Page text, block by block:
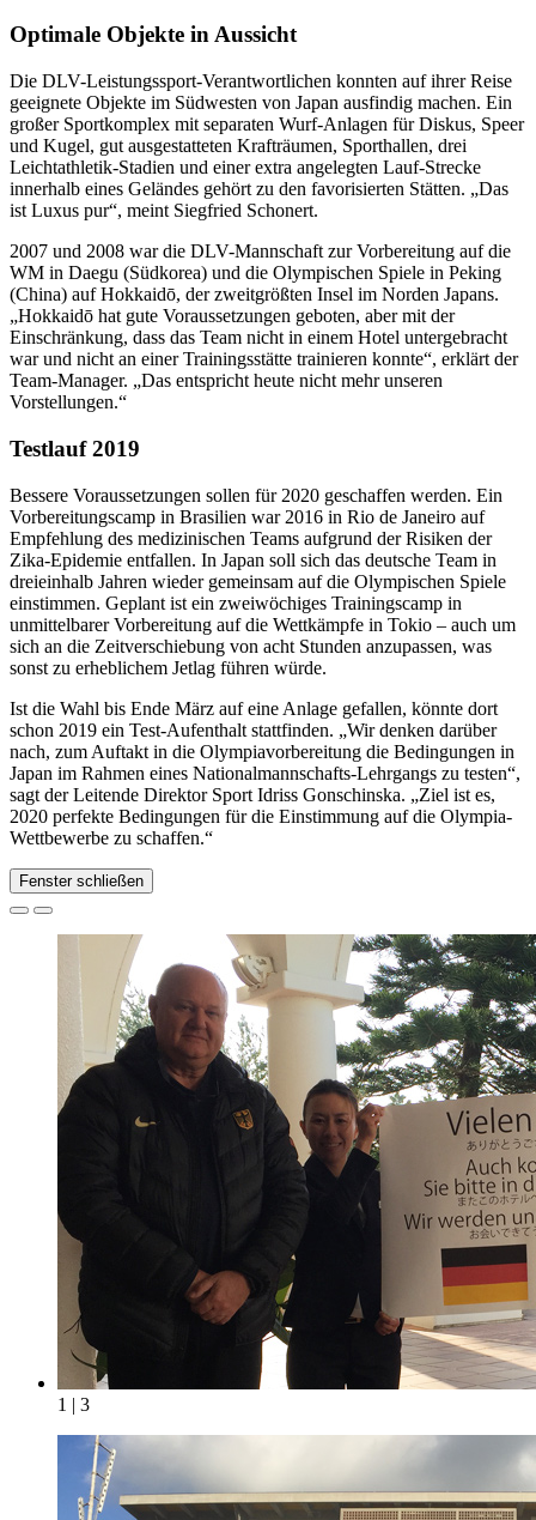
Optimale Objekte in Aussicht
Die DLV-Leistungssport-Verantwortlichen konnten auf ihrer Reise
geeignete Objekte im Südwesten von Japan ausfindig machen. Ein
großer Sportkomplex mit separaten Wurf-Anlagen für Diskus, Speer
und Kugel, gut ausgestatteten Krafträumen, Sporthallen, drei
Leichtathletik-Stadien und einer extra angelegten Lauf-Strecke
innerhalb eines Geländes gehört zu den favorisierten Stätten. „Das
ist Luxus pur“, meint Siegfried Schonert.
2007 und 2008 war die DLV-Mannschaft zur Vorbereitung auf die
WM in Daegu (Südkorea) und die Olympischen Spiele in Peking
(China) auf Hokkaidō, der zweitgrößten Insel im Norden Japans.
„Hokkaidō hat gute Voraussetzungen geboten, aber mit der
Einschränkung, dass das Team nicht in einem Hotel untergebracht
war und nicht an einer Trainingsstätte trainieren konnte“, erklärt der
Team-Manager. „Das entspricht heute nicht mehr unseren
Vorstellungen.“
Testlauf 2019
Bessere Voraussetzungen sollen für 2020 geschaffen werden. Ein
Vorbereitungscamp in Brasilien war 2016 in Rio de Janeiro auf
Empfehlung des medizinischen Teams aufgrund der Risiken der
Zika-Epidemie entfallen. In Japan soll sich das deutsche Team in
dreieinhalb Jahren wieder gemeinsam auf die Olympischen Spiele
einstimmen. Geplant ist ein zweiwöchiges Trainingscamp in
unmittelbarer Vorbereitung auf die Wettkämpfe in Tokio – auch um
sich an die Zeitverschiebung von acht Stunden anzupassen, was
sonst zu erheblichem Jetlag führen würde.
Ist die Wahl bis Ende März auf eine Anlage gefallen, könnte dort
schon 2019 ein Test-Aufenthalt stattfinden. „Wir denken darüber
nach, zum Auftakt in die Olympiavorbereitung die Bedingungen in
Japan im Rahmen eines Nationalmannschafts-Lehrgangs zu testen“,
sagt der Leitende Direktor Sport Idriss Gonschinska. „Ziel ist es,
2020 perfekte Bedingungen für die Einstimmung auf die Olympia-
Wettbewerbe zu schaffen.“
Fenster schließen
1 | 3